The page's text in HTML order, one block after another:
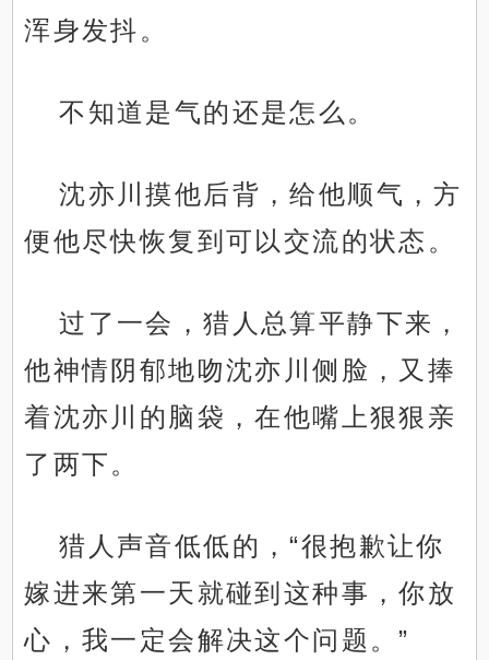
浑身发抖。
不知道是气的还是怎么。
沈亦川摸他后背，给他顺气，方
便他尽快恢复到可以交流的状态。
过了一会，猎人总算平静下来，
他神情阴郁地吻沈亦川侧脸，又捧
着沈亦川的脑袋，在他嘴上狠狠亲
了两下。
猎人声音低低的，“很抱歉让你
嫁进来第一天就碰到这种事，你放
心，我一定会解决这个问题。”